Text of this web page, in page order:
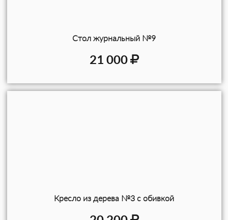
Стол журнальный №9
21 000
Кресло из дерева №3 с обивкой